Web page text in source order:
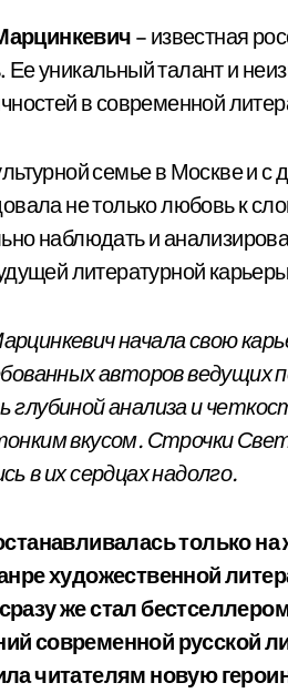
– известная
уникальный талант и
в современной
семье в Москве и с
не только любовь к
наблюдать и
литературной
начала свою
авторов
анализа и
вкусом. Строчки
в их сердцах надолго.
только
художественной
же стал
современной русской
читателям новую